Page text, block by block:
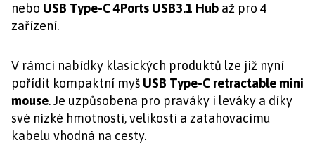
nebo USB Type-C 4Ports USB3.1 Hub až pro 4
zařízení.
V rámci nabídky klasických produktů lze již nyní
pořídit kompaktní myš USB Type-C retractable mini
mouse. Je uzpůsobena pro praváky i leváky a díky
své nízké hmotnosti, velikosti a zatahovacímu
kabelu vhodná na cesty.